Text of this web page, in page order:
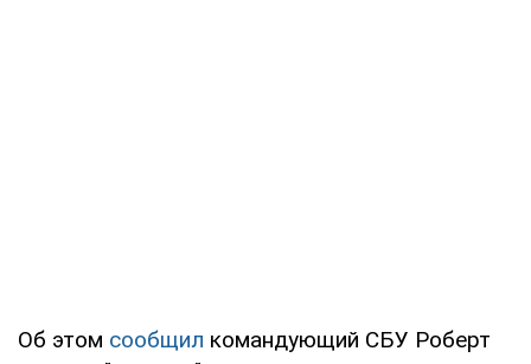
Об этом сообщил командующий СБУ Роберт